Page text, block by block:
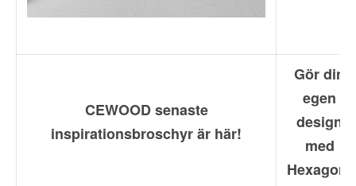
CEWOOD senaste
inspirationsbroschyr är här!
Gör din
egen
design
med
Hexagon!